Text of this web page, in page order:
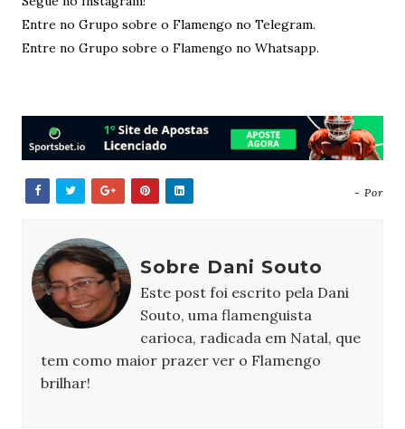
Entre no Grupo sobre o Flamengo no Telegram.
Entre no Grupo sobre o Flamengo no Whatsapp.
- Por
Sobre Dani Souto
Este post foi escrito pela Dani
Souto, uma flamenguista
carioca, radicada em Natal, que
tem como maior prazer ver o Flamengo
brilhar!